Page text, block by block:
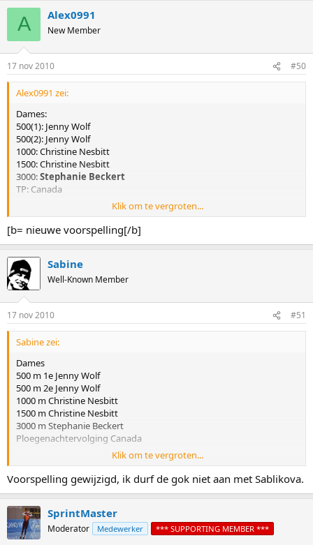
A Alex0991
New Member
17 nov 2010 #50
Alex0991 zei:
Dames:
500(1): Jenny Wolf
500(2): Jenny Wolf
1000: Christine Nesbitt
1500: Christine Nesbitt
3000:Stephanie Beckert
TP: Canada
Heren:
500(1):Kang Seok Lee
1500: S. Davis
5000: B. De Jong
TP: Nederland
Klik om te vergroten...
[b= nieuwe voorspelling[/b]
Sabine
Well-Known Member
17 nov 2010 #51
Sabine zei:
Dames
500 m 1e Jenny Wolf
500 m 2e Jenny Wolf
1000 m Christine Nesbitt
1500 m Christine Nesbitt
3000 m Stephanie Beckert
Ploegenachtervolging Canada
Heren
500 m 1e Keiichiro Nagashima
500 m 2e Keiichiro Nagashima
1500 m Shani Davis
5000 m Ivan Skobrev
Ploegenachtervolging Verenigde Staten
Klik om te vergroten...
Voorspelling gewijzigd, ik durf de gok niet aan met Sablikova.
SprintMaster
Moderator Medewerker *** SUPPORTING MEMBER ***